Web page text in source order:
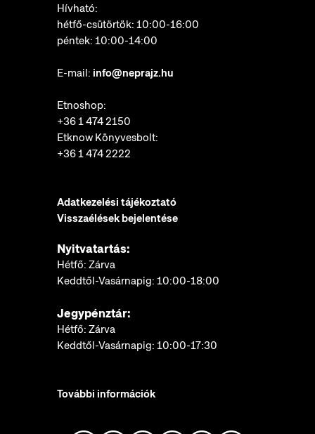
Hívható:
hétfő-csütörtök: 10:00-16:00
péntek: 10:00-14:00
E-mail: info@neprajz.hu
Etnoshop:
+36 1 474 2150
Etknow Könyvesbolt:
+36 1 474 2222
Adatkezelési tájékoztató
Visszaélések bejelentése
Nyitvatartás:
Hétfő: Zárva
Keddtől-Vasárnapig: 10:00-18:00
Jegypénztár:
Hétfő: Zárva
Keddtől-Vasárnapig: 10:00-17:30
További információk